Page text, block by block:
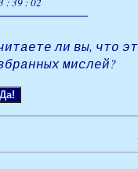
ли вы, что
мислей?